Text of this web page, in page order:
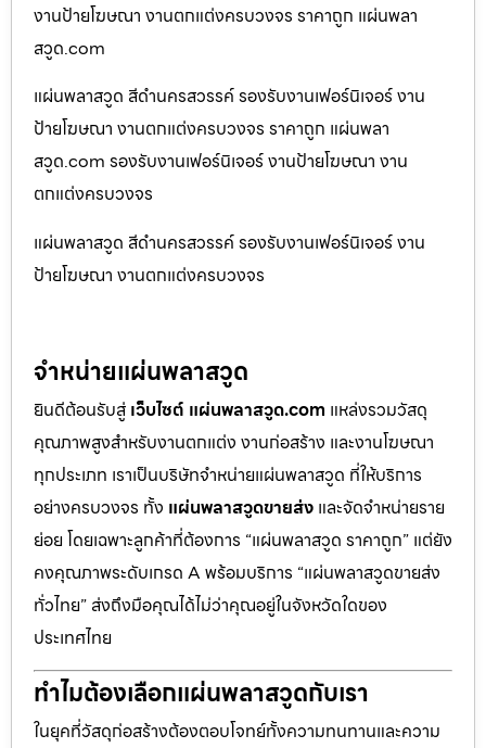
งานป้ายโฆษณา งานตกแต่งครบวงจร ราคาถูก แผ่นพลา
สวูด.com
แผ่นพลาสวูด สีดำนครสวรรค์ รองรับงานเฟอร์นิเจอร์ งาน
ป้ายโฆษณา งานตกแต่งครบวงจร ราคาถูก แผ่นพลา
สวูด.com รองรับงานเฟอร์นิเจอร์ งานป้ายโฆษณา งาน
ตกแต่งครบวงจร
แผ่นพลาสวูด สีดำนครสวรรค์ รองรับงานเฟอร์นิเจอร์ งาน
ป้ายโฆษณา งานตกแต่งครบวงจร
จำหน่ายแผ่นพลาสวูด
ยินดีต้อนรับสู่ เว็บไซต์ แผ่นพลาสวูด.com แหล่งรวมวัสดุ
คุณภาพสูงสำหรับงานตกแต่ง งานก่อสร้าง และงานโฆษณา
ทุกประเภท เราเป็นบริษัทจำหน่ายแผ่นพลาสวูด ที่ให้บริการ
อย่างครบวงจร ทั้ง แผ่นพลาสวูดขายส่ง และจัดจำหน่ายราย
ย่อย โดยเฉพาะลูกค้าที่ต้องการ “แผ่นพลาสวูด ราคาถูก” แต่ยัง
คงคุณภาพระดับเกรด A พร้อมบริการ “แผ่นพลาสวูดขายส่ง
ทั่วไทย” ส่งถึงมือคุณได้ไม่ว่าคุณอยู่ในจังหวัดใดของ
ประเทศไทย
ทำไมต้องเลือกแผ่นพลาสวูดกับเรา
ในยุคที่วัสดุก่อสร้างต้องตอบโจทย์ทั้งความทนทานและความ